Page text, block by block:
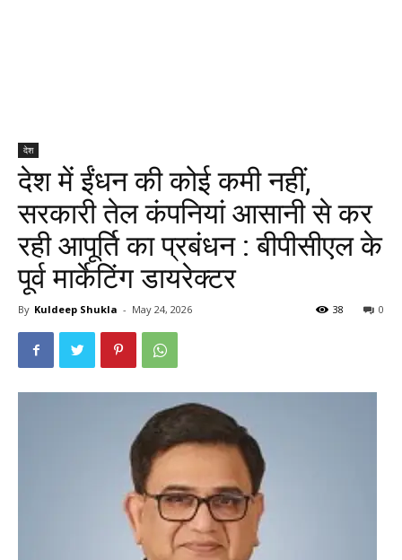
देश
देश में ईंधन की कोई कमी नहीं,
सरकारी तेल कंपनियां आसानी से कर
रही आपूर्ति का प्रबंधन : बीपीसीएल के
पूर्व मार्केटिंग डायरेक्टर
By Kuldeep Shukla - May 24, 2026 0
38